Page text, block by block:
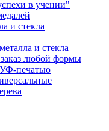
в учении"
и стекла
и стекла
любой формы
печатью